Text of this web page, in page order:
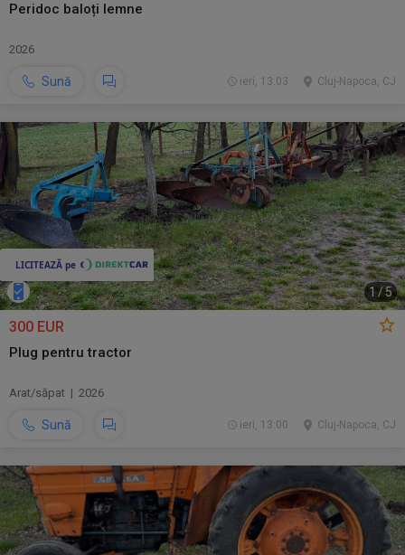
Peridoc baloți lemne
2026
Sună Cluj-Napoca, CJ
ieri, 13:03
1 /5
300 EUR
Plug pentru tractor
Arat/săpat | 2026
Sună Cluj-Napoca, CJ
ieri, 13:00